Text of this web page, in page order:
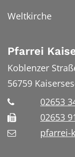
Weltkirche
Pfarrei
Koblenzer
56759
02653
02653
pfarrei-